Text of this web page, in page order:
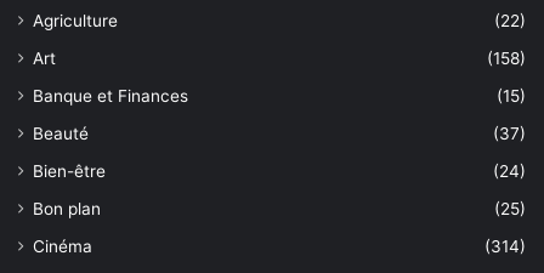
Agriculture
(22)
Art
(158)
Banque et Finances
(15)
Beauté
(37)
Bien-être
(24)
Bon plan
(25)
Cinéma
(314)